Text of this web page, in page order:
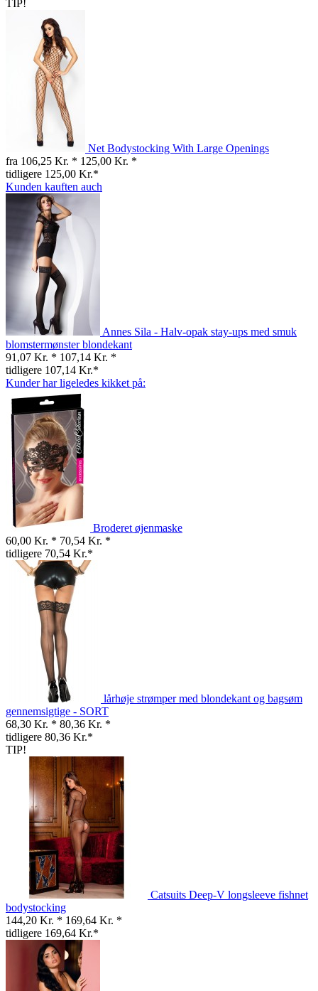
TIP!
Net Bodystocking With Large Openings
fra 106,25 Kr. * 125,00 Kr. *
tidligere 125,00 Kr.*
Kunden kauften auch
Annes Sila - Halv-opak stay-ups med smuk
blomstermønster blondekant
91,07 Kr. * 107,14 Kr. *
tidligere 107,14 Kr.*
Kunder har ligeledes kikket på:
Broderet øjenmaske
60,00 Kr. * 70,54 Kr. *
tidligere 70,54 Kr.*
lårhøje strømper med blondekant og bagsøm
gennemsigtige - SORT
68,30 Kr. * 80,36 Kr. *
tidligere 80,36 Kr.*
TIP!
Catsuits Deep-V longsleeve fishnet
bodystocking
144,20 Kr. * 169,64 Kr. *
tidligere 169,64 Kr.*